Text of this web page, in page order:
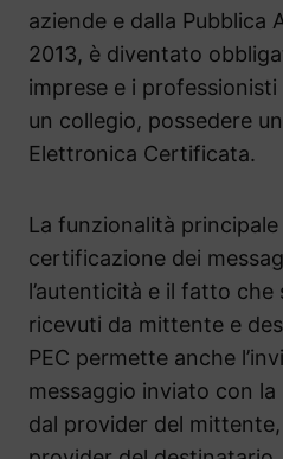
aziende e dalla Pubblica
2013, è diventato
imprese e i
un collegio, possedere
Elettronica Certificata.
La funzionalità principale
certificazione dei
l’autenticità e il fatto
ricevuti da mittente e
PEC permette anche
messaggio inviato con la
dal provider del